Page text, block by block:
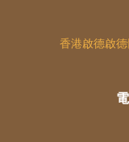
香港啟德啟